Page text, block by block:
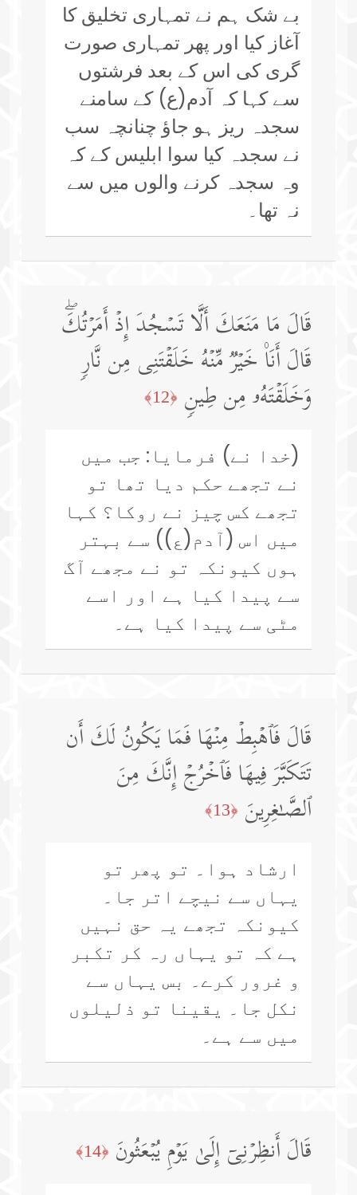
بے شک ہم نے تمہاری تخلیق کا
آغاز کیا اور پھر تمہاری صورت
گری کی اس کے بعد فرشتوں
سے کہا کہ آدم(ع) کے سامنے
سجدہ ریز ہو جاؤ چنانچہ سب
نے سجدہ کیا سوا ابلیس کے کہ
وہ سجدہ کرنے والوں میں سے
نہ تھا۔
قَالَ مَا مَنَعَكَ أَلَّا تَسۡجُدَ إِذۡ أَمَرۡتُكَۖ
قَالَ أَنَا۠ خَیۡرࣱ مِّنۡهُ خَلَقۡتَنِی مِن نَّارࣲ
وَخَلَقۡتَهُۥ مِن طِینࣲ ﴿12﴾
(خدا نے) فرمایا: جب میں
نے تجھے حکم دیا تھا تو
تجھے کس چیز نے روکا؟ کہا
میں اس (آدم(ع)) سے بہتر
ہوں کیونکہ تو نے مجھے آگ
سے پیدا کیا ہے اور اسے
مٹی سے پیدا کیا ہے۔
قَالَ فَٱهۡبِطۡ مِنۡهَا فَمَا یَكُونُ لَكَ أَن
تَتَكَبَّرَ فِیهَا فَٱخۡرُجۡ إِنَّكَ مِنَ
ٱلصَّـٰغِرِینَ ﴿13﴾
ارشاد ہوا۔ تو پھر تو
یہاں سے نیچے اتر جا۔
کیونکہ تجھے یہ حق نہیں
ہے کہ تو یہاں رہ کر تکبر
و غرور کرے۔ بس یہاں سے
نکل جا۔ یقینا تو ذلیلوں
میں سے ہے۔
قَالَ أَنظِرۡنِیۤ إِلَىٰ یَوۡمِ یُبۡعَثُونَ ﴿14﴾